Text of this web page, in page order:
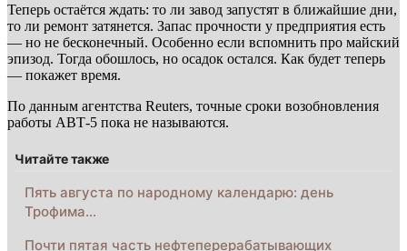
Теперь остаётся ждать: то ли завод запустят в ближайшие дни,
то ли ремонт затянется. Запас прочности у предприятия есть
— но не бесконечный. Особенно если вспомнить про майский
эпизод. Тогда обошлось, но осадок остался. Как будет теперь
— покажет время.
По данным агентства Reuters, точные сроки возобновления
работы АВТ-5 пока не называются.
Читайте также
Пять августа по народному календарю: день
Трофима…
Почти пятая часть нефтеперерабатывающих